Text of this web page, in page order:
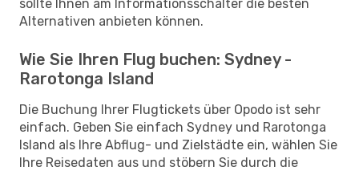
sollte Ihnen am Informationsschalter die besten
Alternativen anbieten können.
Wie Sie Ihren Flug buchen: Sydney -
Rarotonga Island
Die Buchung Ihrer Flugtickets über Opodo ist sehr
einfach. Geben Sie einfach Sydney und Rarotonga
Island als Ihre Abflug- und Zielstädte ein, wählen Sie
Ihre Reisedaten aus und stöbern Sie durch die